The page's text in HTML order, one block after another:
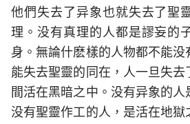
他們失去了异象也就失去了聖
理。没有真理的人都是謬妄的
身。無論什麽樣的人物都不能
能失去聖靈的同在，人一旦失
間活在黑暗之中。没有异象的
没有聖靈作工的人，是活在地獄